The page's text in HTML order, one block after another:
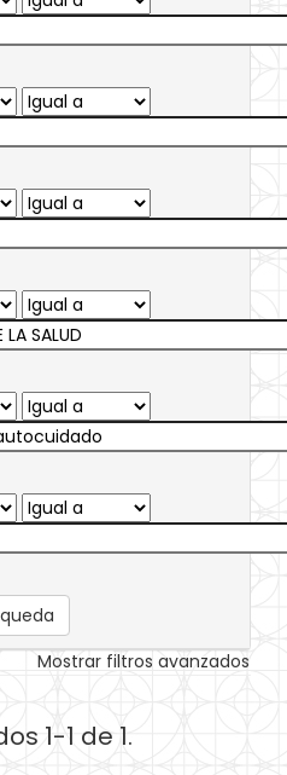
Mostrar filtros avanzados
1-1 de 1.